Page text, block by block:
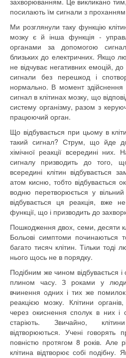
посилають їм сигнали з проханням
Ми розглянули таку функцію
мозку є й інша функція -
органами
за допомогою
близьких до електричних. Якщо
не відчуває негативних емоцій, до
сигнали без перешкод і
нормально. В момент
сигнал в клітинах мозку, що
систему організму, разом з
працюючий орган.
Що відбувається при цьому в
такий сигнал? Струм, що йде
хімічної реакції всередині них.
сигналу призводить
до того,
всередині клітин відбувається
атом кисню, тобто відбувається
водню перетворюється у вільний
відбувається ця реакція, вже
функції, що і призводить до
Пошкодження двох, семи, десяти
Больові симптоми починаються
багато тисяч клітин. Тільки тоді
нього щось не в порядку.
Подібним же чином відбувається і
плином часу. З роками у
вчинення одних і тих же помилок
реакцією мозку. Клітини органів,
через окиснення сполук в них і
старіють. Звичайно, клітини
відтворюються. Учені говорять
повністю протягом 8 років. Але
клітина відтворює собі подібну.